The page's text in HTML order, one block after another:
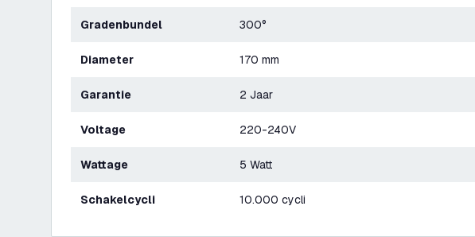
Gradenbundel 300°
Diameter 170 mm
Garantie 2 Jaar
Voltage 220-240V
Wattage 5 Watt
Schakelcycli 10.000 cycli